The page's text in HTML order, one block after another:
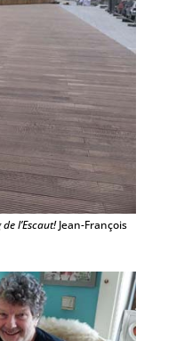
l’Escaut!Jean-François